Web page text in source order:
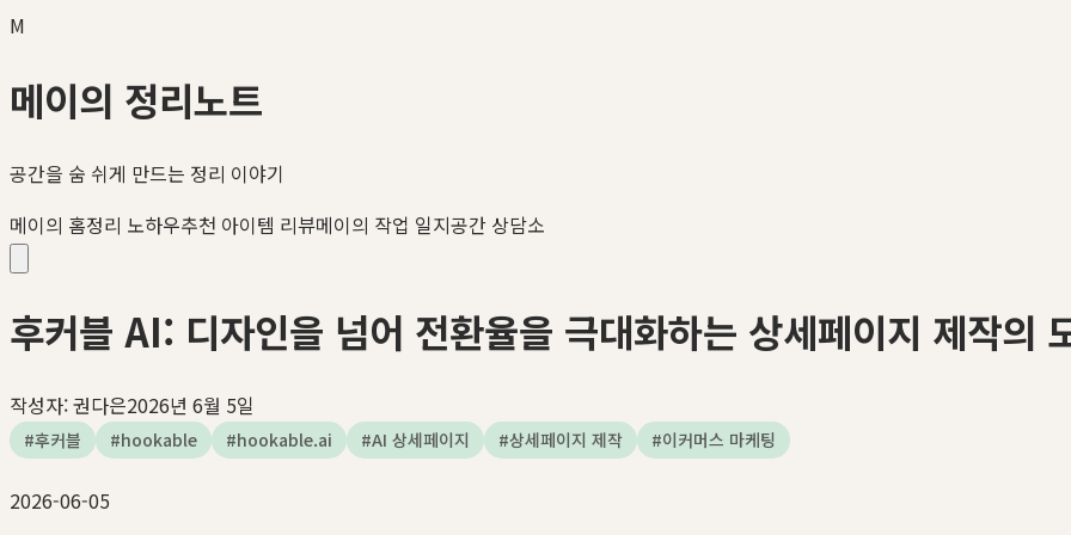
M
메이의 정리노트
공간을 숨 쉬게 만드는 정리 이야기
메이의 홈정리 노하우추천 아이템 리뷰메이의 작업 일지공간 상담소
후커블 AI: 디자인을 넘어 전환율을 극대화하는 상세페이지 제작의
작성자:권다은2026년 6월 5일
#후커블 #hookable #hookable.ai #AI 상세페이지 #상세페이지 제작 #이커머스 마케팅
2026-06-05